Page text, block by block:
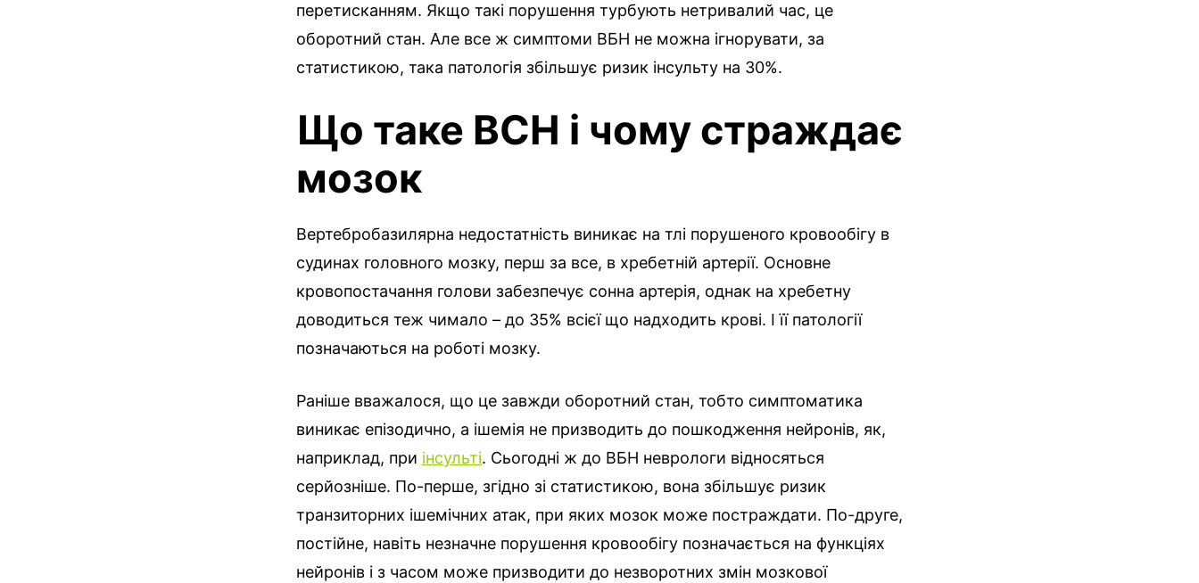
перетисканням. Якщо такі порушення турбують нетривалий час, це
оборотний стан. Але все ж симптоми ВБН не можна ігнорувати, за
статистикою, така патологія збільшує ризик інсульту на 30%.
Що таке ВСН і чому страждає
мозок
Вертебробазилярна недостатність виникає на тлі порушеного кровообігу в
судинах головного мозку, перш за все, в хребетній артерії. Основне
кровопостачання голови забезпечує сонна артерія, однак на хребетну
доводиться теж чимало – до 35% всієї що надходить крові. І її патології
позначаються на роботі мозку.
Раніше вважалося, що це завжди оборотний стан, тобто симптоматика
виникає епізодично, а ішемія не призводить до пошкодження нейронів, як,
наприклад, при інсульті. Сьогодні ж до ВБН неврологи відносяться
серйозніше. По-перше, згідно зі статистикою, вона збільшує ризик
транзиторних ішемічних атак, при яких мозок може постраждати. По-друге,
постійне, навіть незначне порушення кровообігу позначається на функціях
нейронів і з часом може призводити до незворотних змін мозкової